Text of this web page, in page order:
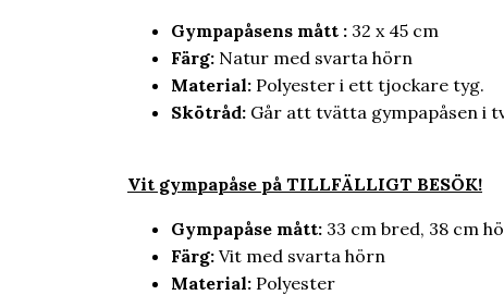
Gympapåsens mått : 32 x 45 cm
Färg: Natur med svarta hörn
Material: Polyester i ett tjockare tyg.
Skötråd: Går att tvätta gympapåsen i
Vit gympapåse på TILLFÄLLIGT BESÖK!
Gympapåse mått: 33 cm bred, 38 cm
Färg: Vit med svarta hörn
Material: Polyester